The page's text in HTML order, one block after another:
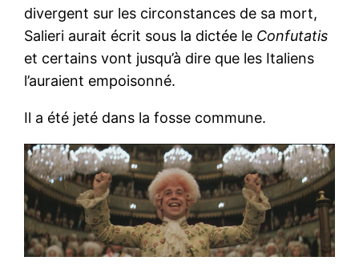
divergent sur les circonstances de sa mort,
Salieri aurait écrit sous la dictée le Confutatis
et certains vont jusqu’à dire que les Italiens
l’auraient empoisonné.
Il a été jeté dans la fosse commune.